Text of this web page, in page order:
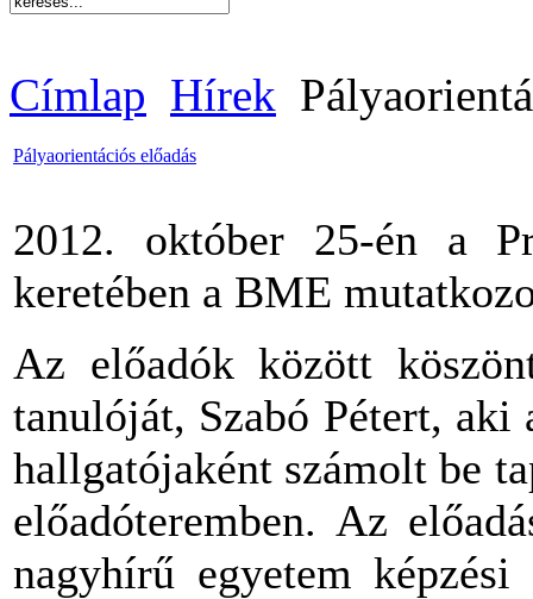
Címlap Hírek
Pályaorientációs előadás
2012. október 25-én a
keretében a BME
Az előadók között
tanulóját, Szabó Pétert,
hallgatójaként számolt be
előadóteremben. Az
nagyhírű egyetem